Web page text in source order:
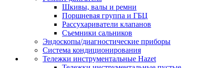
Шкивы, валы и ремни
Поршневая группа и ГБЦ
Рассухариватели клапанов
Съемники сальников
Эндоскопы/диагностические приборы
Система кондиционирования
Тележки инструментальные Hazet